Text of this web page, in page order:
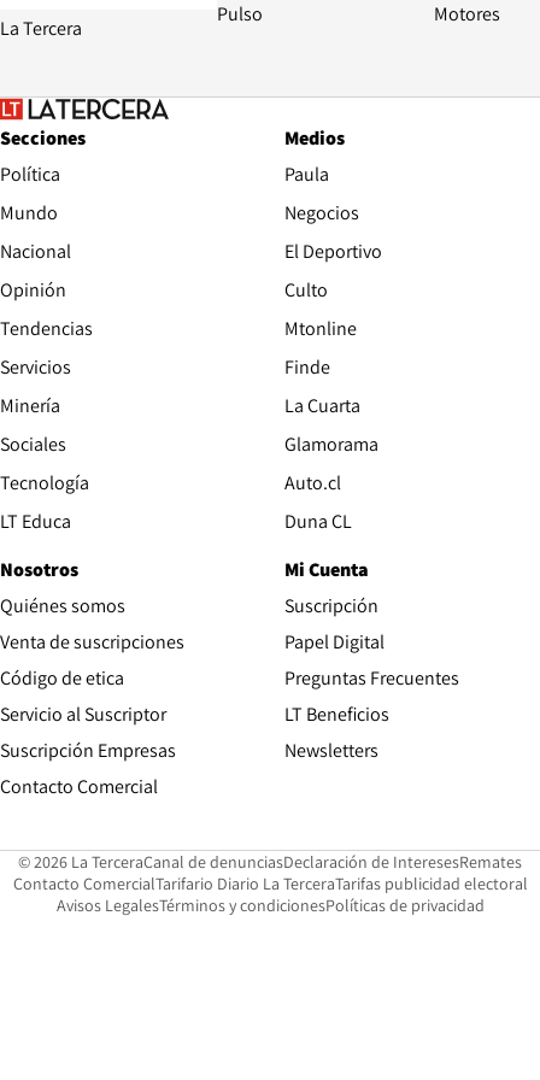
La Tercera
Pulso Motores
Secciones
Política
Mundo
Nacional
Opinión
Tendencias
Servicios
Minería
Sociales
Tecnología
LT Educa
Medios
Paula
Negocios
El Deportivo
Culto
Mtonline
Finde
La Cuarta
Glamorama
Auto.cl
Duna CL
Nosotros
Quiénes somos
Venta de suscripciones
Código de etica Opens in new window
Servicio al Suscriptor
Suscripción Empresas
Contacto Comercial
Mi Cuenta
Suscripción
Papel Digital
Preguntas Frecuentes
LT Beneficios
Newsletters
© 2026 La TerceraCanal de denunciasOpens in new window
Declaración de InteresesOpens in
Remates
Contacto ComercialOpens in new window
Tarifario Diario La TerceraOpens in new window
Tarifas publicidad electoral
Avisos LegalesOpens in new window
Términos y condicionesPolíticas de privacidad